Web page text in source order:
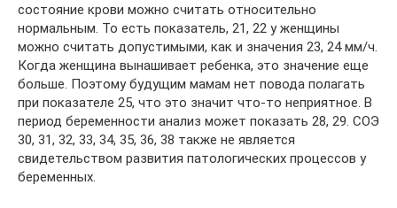
состояние крови можно считать относительно
нормальным. То есть показатель, 21, 22 у женщины
можно считать допустимыми, как и значения 23, 24 мм/ч.
Когда женщина вынашивает ребенка, это значение еще
больше. Поэтому будущим мамам нет повода полагать
при показателе 25, что это значит что-то неприятное. В
период беременности анализ может показать 28, 29. СОЭ
30, 31, 32, 33, 34, 35, 36, 38 также не является
свидетельством развития патологических процессов у
беременных.